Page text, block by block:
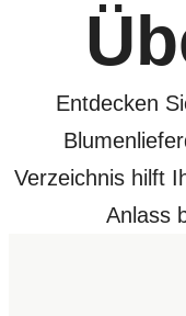
Entdecken
Verzeichnis hilft
Anlass